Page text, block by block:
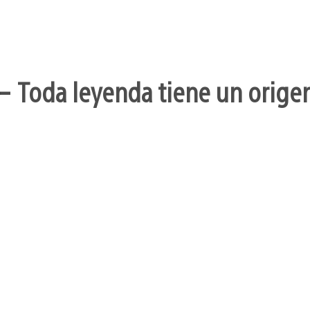
Toda leyenda tiene un